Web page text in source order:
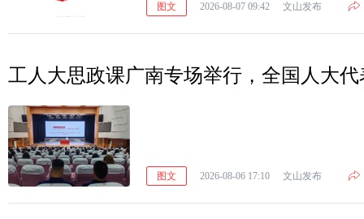
图文 2026-08-07 09:42 文山发布
工人大思政课广南专场举行，全国人大
图文 2026-08-06 17:10 文山发布